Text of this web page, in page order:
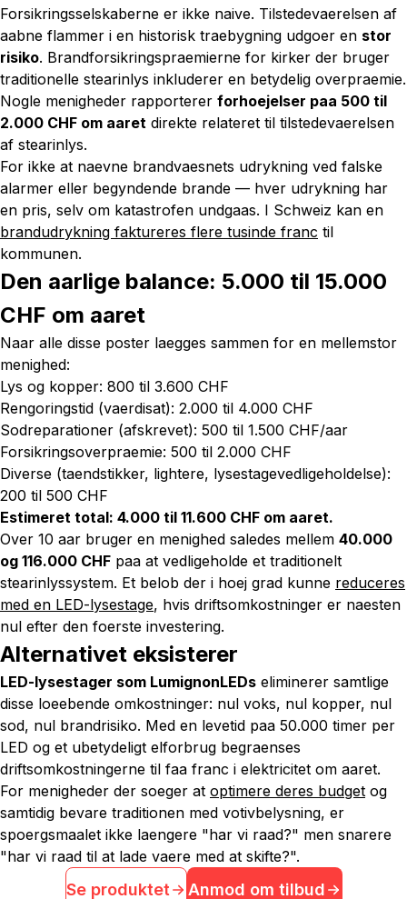
Forsikringsselskaberne er ikke naive. Tilstedevaerelsen af
aabne flammer i en historisk traebygning udgoer en stor
risiko. Brandforsikringspraemierne for kirker der bruger
traditionelle stearinlys inkluderer en betydelig overpraemie.
Nogle menigheder rapporterer forhoejelser paa 500 til
2.000 CHF om aaret direkte relateret til tilstedevaerelsen
af stearinlys.
For ikke at naevne brandvaesnets udrykning ved falske
alarmer eller begyndende brande — hver udrykning har
en pris, selv om katastrofen undgaas. I Schweiz kan en
brandudrykning faktureres flere tusinde franc til
kommunen.
Den aarlige balance: 5.000 til 15.000
CHF om aaret
Naar alle disse poster laegges sammen for en mellemstor
menighed:
Lys og kopper: 800 til 3.600 CHF
Rengoringstid (vaerdisat): 2.000 til 4.000 CHF
Sodreparationer (afskrevet): 500 til 1.500 CHF/aar
Forsikringsoverpraemie: 500 til 2.000 CHF
Diverse (taendstikker, lightere, lysestagevedligeholdelse):
200 til 500 CHF
Estimeret total: 4.000 til 11.600 CHF om aaret.
Over 10 aar bruger en menighed saledes mellem 40.000
og 116.000 CHF paa at vedligeholde et traditionelt
stearinlyssystem. Et belob der i hoej grad kunne reduceres
med en LED-lysestage, hvis driftsomkostninger er naesten
nul efter den foerste investering.
Alternativet eksisterer
LED-lysestager som LumignonLEDs eliminerer samtlige
disse loeebende omkostninger: nul voks, nul kopper, nul
sod, nul brandrisiko. Med en levetid paa 50.000 timer per
LED og et ubetydeligt elforbrug begraenses
driftsomkostningerne til faa franc i elektricitet om aaret.
For menigheder der soeger at optimere deres budget og
samtidig bevare traditionen med votivbelysning, er
spoergsmaalet ikke laengere "har vi raad?" men snarere
"har vi raad til at lade vaere med at skifte?".
Se produktet Anmod om tilbud